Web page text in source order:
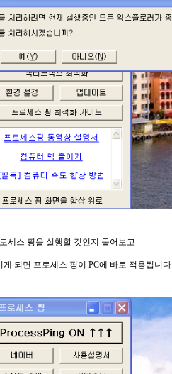
세스 핑을 실행할 것인지 물어보고
게 되면 프로세스 핑이 PC에 바로 적용됩니다.